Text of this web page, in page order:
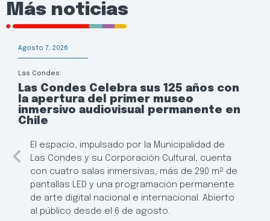
Más noticias
Agosto 7, 2026
Las Condes:
Las Condes Celebra sus 125 años con
la apertura del primer museo
inmersivo audiovisual permanente en
Chile
El espacio, impulsado por la Municipalidad de
Las Condes y su Corporación Cultural, cuenta
con cuatro salas inmersivas, más de 290 m² de
pantallas LED y una programación permanente
de arte digital nacional e internacional. Abierto
al público desde el 6 de agosto.